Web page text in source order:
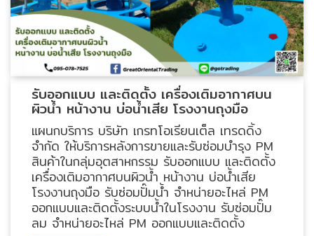
Sensors)
FAN
BLOWER
PNEUMATIC
HYDRAULIC
POWER
TRANSMISSION
(มอเตอร์
รับออกแบบ และติดตั้ง เครื่องเติมอากาศบน
ผิวน้ำ หน้างาน บ่อน้ำเสีย โรงงานถุงมือ
แผนกบริการ บริษัท เกรทโอเรียนเต็ล เทรดดิ้ง
จำกัด ให้บริการหลังการขายและรับซ่อมบำรุง PM
สินค้าในกลุ่มอุตสาหกรรม รับออกแบบ และติดตั้ง
เครื่องเติมอากาศบนผิวน้ำ หน้างาน บ่อน้ำเสีย
โรงงานถุงมือ รับซ่อมปั๊มน้ำ จำหน่ายอะไหล่ PM
ออกแบบและติดตั้งระบบน้ำในโรงงาน รับซ่อมปั๊ม
ลม จำหน่ายอะไหล่ PM ออกแบบและติดตั้ง